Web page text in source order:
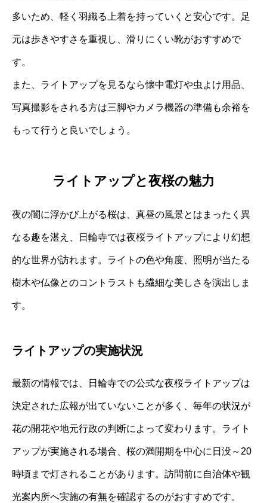
多いため、軽く羽織る上着を持っていくと安心です。足
元は歩きやすさを重視し、滑りにくい靴がおすすめで
す。
また、ライトアップを見るなら懐中電灯や虫よけ用品、
写真撮影をされる方は三脚やカメラ機器の準備も余裕を
もって行うと良いでしょう。
ライトアップと夜桜の魅力
夜の闇に浮かび上がる桜は、真昼の風景とはまったく異
なる趣を湛え、日輪寺では夜桜ライトアップにより幻想
的な世界が訪れます。ライトの色や角度、照明が当たる
樹木や仏像とのコントラストも繊細な美しさを演出しま
す。
ライトアップの実施状況
最新の情報では、日輪寺での公式な夜桜ライトアップは
決定された広報が出ていないことが多く、毎年の状況が
花の開花や地元行政の判断によって変わります。ライト
アップが実施される場合、桜の満開期を中心に日没～20
時頃まで灯されることがあります。訪問前に自治体や観
光案内所へ実施の有無を確認するのがおすすめです。